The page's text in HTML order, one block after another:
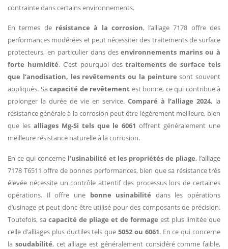
contrainte dans certains environnements.
En termes de résistance à la corrosion, l’alliage 7178 offre des
performances modérées et peut nécessiter des traitements de surface
protecteurs, en particulier dans desenvironnements marins ou à
forte humidité. C’est pourquoi destraitements de surface tels
que l’anodisation, les revêtements ou la peinture sont souvent
appliqués. Sacapacité de revêtement est bonne, ce qui contribue à
prolonger la durée de vie en service.Comparé à l’alliage 2024, la
résistance générale à la corrosion peut être légèrement meilleure, bien
que les alliages Mg-Si tels que le 6061 offrent généralement une
meilleure résistance naturelle à la corrosion.
En ce qui concerne l’usinabilité et les propriétés de pliage, l’alliage
7178 T6511 offre de bonnes performances, bien que sa résistance très
élevée nécessite un contrôle attentif des processus lors de certaines
opérations. Il offre une bonne usinabilité dans les opérations
d’usinage et peut donc être utilisé pour des composants de précision.
Toutefois, sa capacité de pliage et de formage est plus limitée que
celle d’alliages plus ductiles tels que 5052 ou 6061. En ce qui concerne
la soudabilité, cet alliage est généralement considéré comme faible,